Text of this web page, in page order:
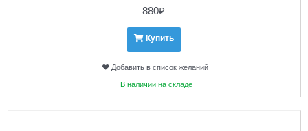
880₽
Купить
Добавить в список желаний
В наличии на складе